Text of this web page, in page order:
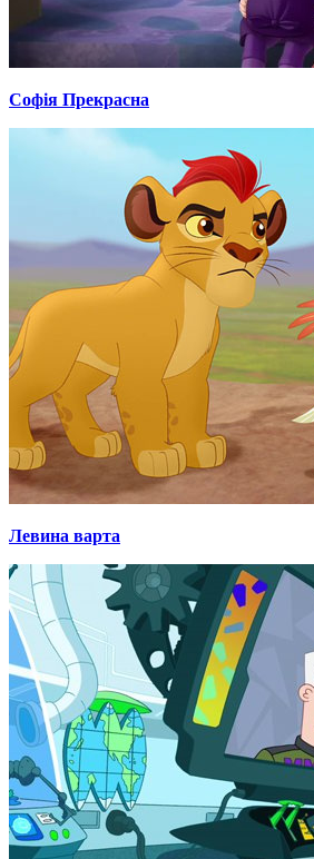
Софія Прекрасна
Левина варта